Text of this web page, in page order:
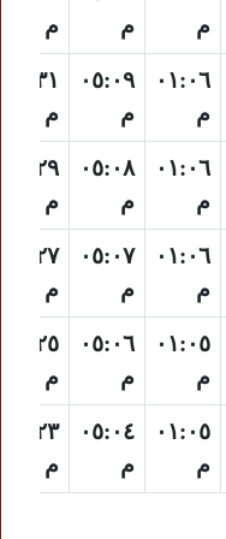
م
م
م
٠١:٠٦
م
٠٥:٠٩
م
٠٨:٣١
م
٠١:٠٦
م
٠٥:٠٨
م
٠٨:٢٩
م
٠١:٠٦
م
٠٥:٠٧
م
٠٨:٢٧
م
٠١:٠٥
م
٠٥:٠٦
م
٠٨:٢٥
م
٠١:٠٥
م
٠٥:٠٤
م
٠٨:٢٣
م